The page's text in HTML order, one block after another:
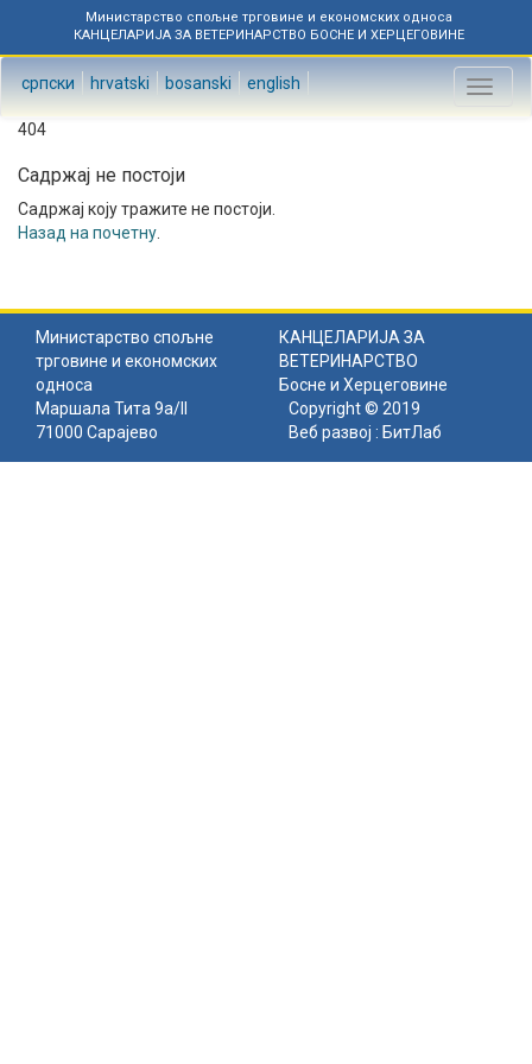
Министарство спољне трговине и економских односа
КАНЦЕЛАРИЈА ЗА ВЕТЕРИНАРСТВО БОСНЕ И ХЕРЦЕГОВИНЕ
српски hrvatski bosanski english
Toggle
404
Садржај не постоји
Садржај коју тражите не постоји.
Назад на почетну
Министарство спољне
трговине и економских
односа
КАНЦЕЛАРИЈА ЗА
ВЕТЕРИНАРСТВО
Босне и Херцеговине
Маршала Тита 9а/II
71000 Сарајево
Copyright © 2019
Веб развој : БитЛаб